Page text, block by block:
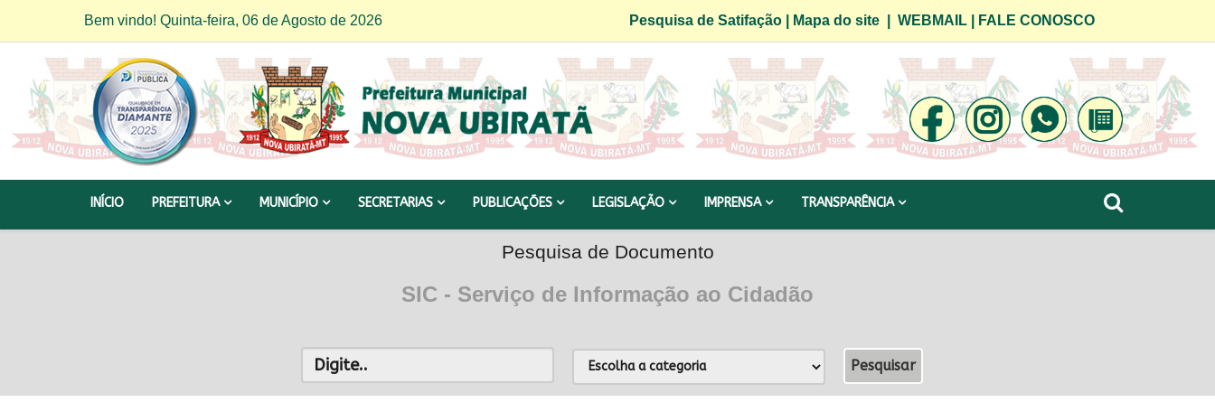
Bem vindo! Quinta-feira, 06 de Agosto de 2026 Pesquisa de Satifação| Mapa do site| WEBMAIL| FALE CONOSCO
INÍCIO PREFEITURA MUNICÍPIO SECRETARIAS PUBLICAÇÕES LEGISLAÇÃO IMPRENSA TRANSPARÊNCIA
Pesquisa de Documento
SIC - Serviço de Informação ao Cidadão